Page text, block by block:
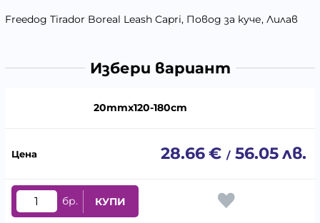
Freedog Tirador Boreal Leash Capri, Повод за куче, Лилав
Избери вариант
20mmx120-180cm
28.66€ / 56.05лв.
бр. КУПИ